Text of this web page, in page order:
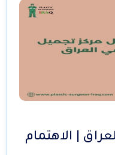
| الاهتمام